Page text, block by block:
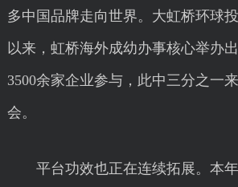
多中国品牌走向世界。大虹桥环球
以来，虹桥海外成幼办事核心举办出
3500余家企业参与，此中三分之一
会。
平台功效也正在连续拓展。本年